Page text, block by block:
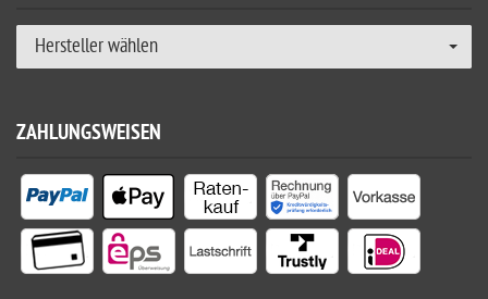
Hersteller wählen
ZAHLUNGSWEISEN